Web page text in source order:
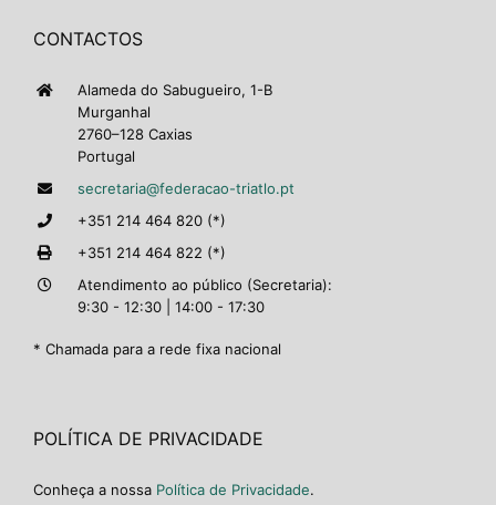
CONTACTOS
Alameda do Sabugueiro, 1-B
Murganhal
2760–128 Caxias
Portugal
secretaria@federacao-triatlo.pt
+351 214 464 820 (*)
+351 214 464 822 (*)
Atendimento ao público (Secretaria):
9:30 - 12:30 | 14:00 - 17:30
* Chamada para a rede fixa nacional
POLÍTICA DE PRIVACIDADE
Conheça a nossa Política de Privacidade.